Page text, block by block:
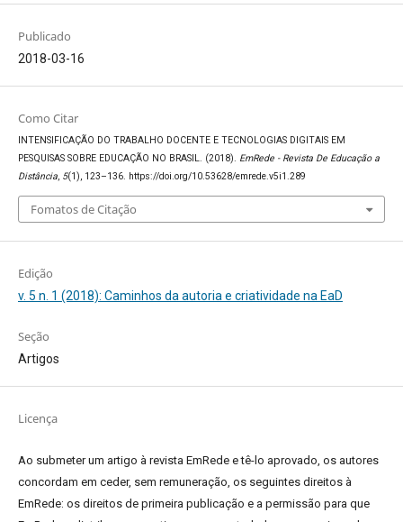
Publicado
2018-03-16
Como Citar
INTENSIFICAÇÃO DO TRABALHO DOCENTE E TECNOLOGIAS DIGITAIS EM
PESQUISAS SOBRE EDUCAÇÃO NO BRASIL. (2018). EmRede - Revista De Educação a
Distância, 5(1), 123–136. https://doi.org/10.53628/emrede.v5i1.289
Fomatos de Citação
Edição
v. 5 n. 1 (2018): Caminhos da autoria e criatividade na EaD
Seção
Artigos
Licença
Ao submeter um artigo à revista EmRede e tê-lo aprovado, os autores
concordam em ceder, sem remuneração, os seguintes direitos à
EmRede: os direitos de primeira publicação e a permissão para que